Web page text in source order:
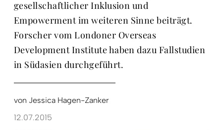
gesellschaftlicher Inklusion und
Empowerment im weiteren Sinne beiträgt.
Forscher vom Londoner Overseas
Development Institute haben dazu Fallstudien
in Südasien durchgeführt.
von Jessica Hagen-Zanker
12.07.2015